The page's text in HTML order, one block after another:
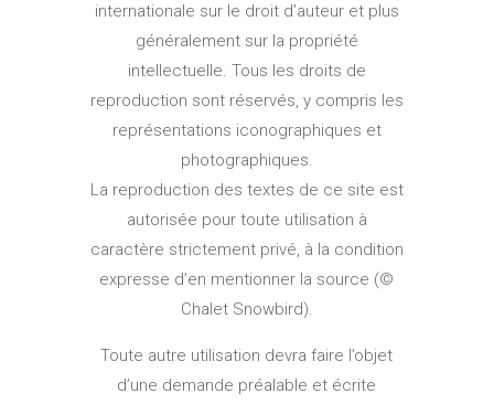
internationale sur le droit d’auteur et plus
généralement sur la propriété
intellectuelle. Tous les droits de
reproduction sont réservés, y compris les
représentations iconographiques et
photographiques.
La reproduction des textes de ce site est
autorisée pour toute utilisation à
caractère strictement privé, à la condition
expresse d’en mentionner la source (©
Chalet Snowbird).
Toute autre utilisation devra faire l’objet
d’une demande préalable et écrite